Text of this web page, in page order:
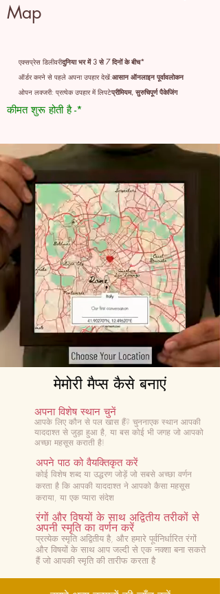
Map
एक्सप्रेस डिलीवरीदुनिया भर में 3 से 7 दिनों के बीच*
ऑर्डर करने से पहले अपना उपहार देखें:आसान ऑनलाइन पूर्वावलोकन
ओपन लक्जरी: प्रत्येक उपहार में लिपटेप्रीमियम, सुरुचिपूर्ण पैकेजिंग
कीमत शुरू होती है -*
मेमोरी मैप्स कैसे बनाएं
अपना विशेष स्थान चुनें
आपके लिए कौन से पल खास हैं? चुननाएक स्थान आपकी
याददाश्त से जुड़ा हुआ है, या बस कोई भी जगह जो आपको
अच्छा महसूस कराती है!
अपने पाठ को वैयक्तिकृत करें
कोई विशेष शब्द या उद्धरण जोड़ें जो सबसे अच्छा वर्णन
करता है कि आपकी याददाश्त ने आपको कैसा महसूस
कराया, या एक प्यारा संदेश
रंगों और विषयों के साथ अद्वितीय तरीकों से
अपनी स्मृति का वर्णन करें
प्रत्येक स्मृति अद्वितीय है, और हमारे पूर्वनिर्धारित रंगों
और विषयों के साथ आप जल्दी से एक नक्शा बना सकते
हैं जो आपकी स्मृति की तारीफ करता है